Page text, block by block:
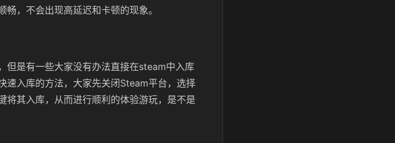
，不会出现高延迟和卡顿的现象。
但是有一些大家没有办法直接在steam中入库
速入库的方法，大家先关闭Steam平台，选择
将其入库，从而进行顺利的体验游玩，是不是